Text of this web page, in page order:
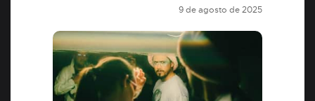
9 de agosto de 2025